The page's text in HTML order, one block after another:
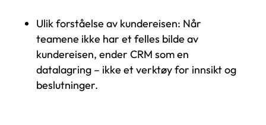
Ulik forståelse av kundereisen: Når
teamene ikke har et felles bilde av
kundereisen, ender CRM som en
datalagring – ikke et verktøy for innsikt og
beslutninger.